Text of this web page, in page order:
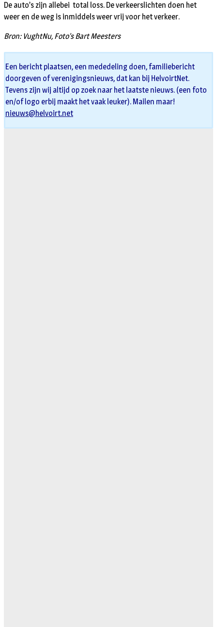
De auto’s zijn allebei total loss. De verkeerslichten doen het
weer en de weg is inmiddels weer vrij voor het verkeer.
Bron: VughtNu, Foto’s Bart Meesters
Een bericht plaatsen, een mededeling doen, familiebericht
doorgeven of verenigingsnieuws, dat kan bij HelvoirtNet.
Tevens zijn wij altijd op zoek naar het laatste nieuws. (een foto
en/of logo erbij maakt het vaak leuker). Mailen maar!
nieuws@helvoirt.net